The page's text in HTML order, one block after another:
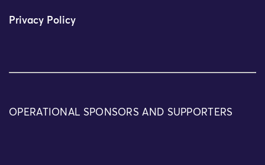
Privacy Policy
OPERATIONAL SPONSORS AND SUPPORTERS